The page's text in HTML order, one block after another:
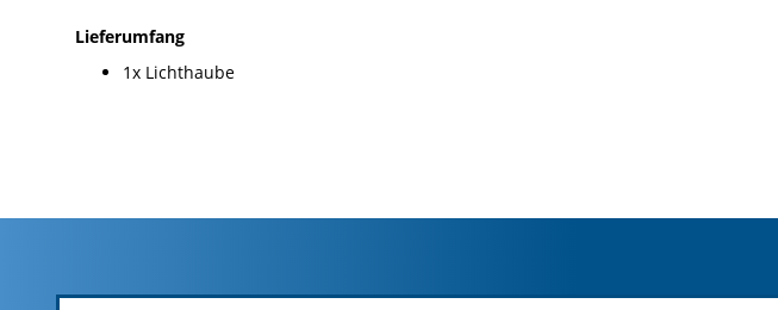
Lieferumfang
1x Lichthaube